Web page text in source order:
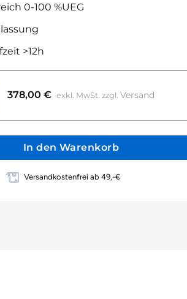
0-100 %UEG
>12h
In den Warenkorb
378,00 € exkl. MwSt. zzgl. Versand
Versandkostenfrei ab 49,-€